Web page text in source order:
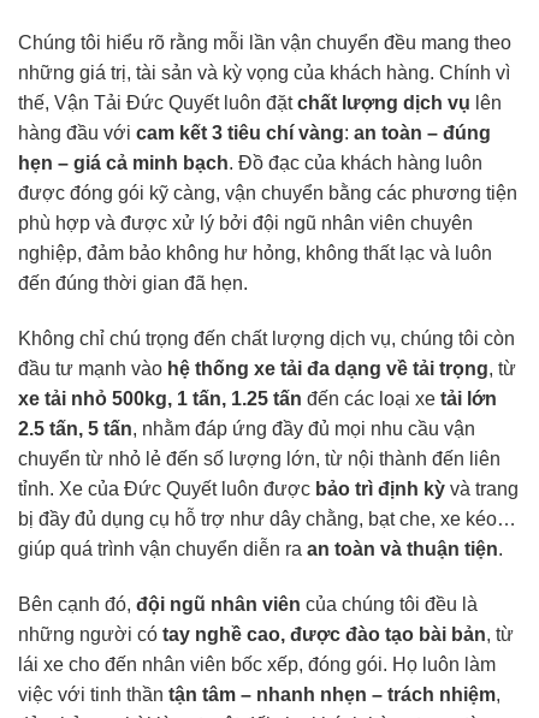
Chúng tôi hiểu rõ rằng mỗi lần vận chuyển đều mang theo
những giá trị, tài sản và kỳ vọng của khách hàng. Chính vì
thế, Vận Tải Đức Quyết luôn đặtchất lượng dịch vụ lên
hàng đầu với cam kết 3 tiêu chí vàng: an toàn – đúng
hẹn – giá cả minh bạch. Đồ đạc của khách hàng luôn
được đóng gói kỹ càng, vận chuyển bằng các phương tiện
phù hợp và được xử lý bởi đội ngũ nhân viên chuyên
nghiệp, đảm bảo không hư hỏng, không thất lạc và luôn
đến đúng thời gian đã hẹn.
Không chỉ chú trọng đến chất lượng dịch vụ, chúng tôi còn
đầu tư mạnh vào hệ thống xe tải đa dạng về tải trọng, từ
xe tải nhỏ 500kg, 1 tấn, 1.25 tấn đến các loại xe tải lớn
2.5 tấn, 5 tấn, nhằm đáp ứng đầy đủ mọi nhu cầu vận
chuyển từ nhỏ lẻ đến số lượng lớn, từ nội thành đến liên
tỉnh. Xe của Đức Quyết luôn được bảo trì định kỳ và trang
bị đầy đủ dụng cụ hỗ trợ như dây chằng, bạt che, xe kéo…
giúp quá trình vận chuyển diễn ra an toàn và thuận tiện.
Bên cạnh đó, đội ngũ nhân viên của chúng tôi đều là
những người có tay nghề cao, được đào tạo bài bản, từ
lái xe cho đến nhân viên bốc xếp, đóng gói. Họ luôn làm
việc với tinh thần tận tâm – nhanh nhẹn – trách nhiệm,